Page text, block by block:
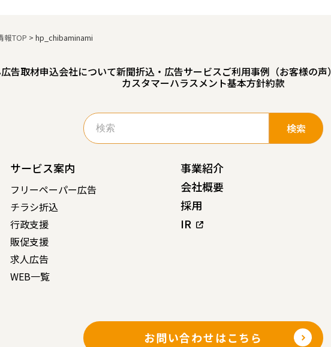
報TOP >hp_chibaminami
告取材申込会社について新聞折込・広告サービスご利用事例（お客様の声）
カスタマーハラスメント基本方針約款
検
索:
サービス案内
フリーペーパー広告
チラシ折込
行政支援
販促支援
求人広告
WEB一覧
事業紹介
会社概要
採用
IR
お問い合わせはこちら